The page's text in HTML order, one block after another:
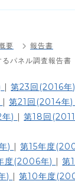
要
報告書
パネル調査報告書
|第23回(2016年)
|第21回(2014年)
) |第18回
) |第15年度
度(2006年) |第
) |第10年度